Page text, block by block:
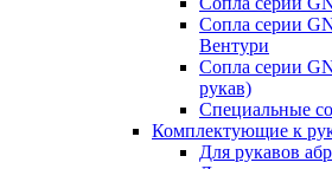
Сопла серии
Вентури
Сопла серии
рукав)
Специальные
Комплектующие к
Для рукавов